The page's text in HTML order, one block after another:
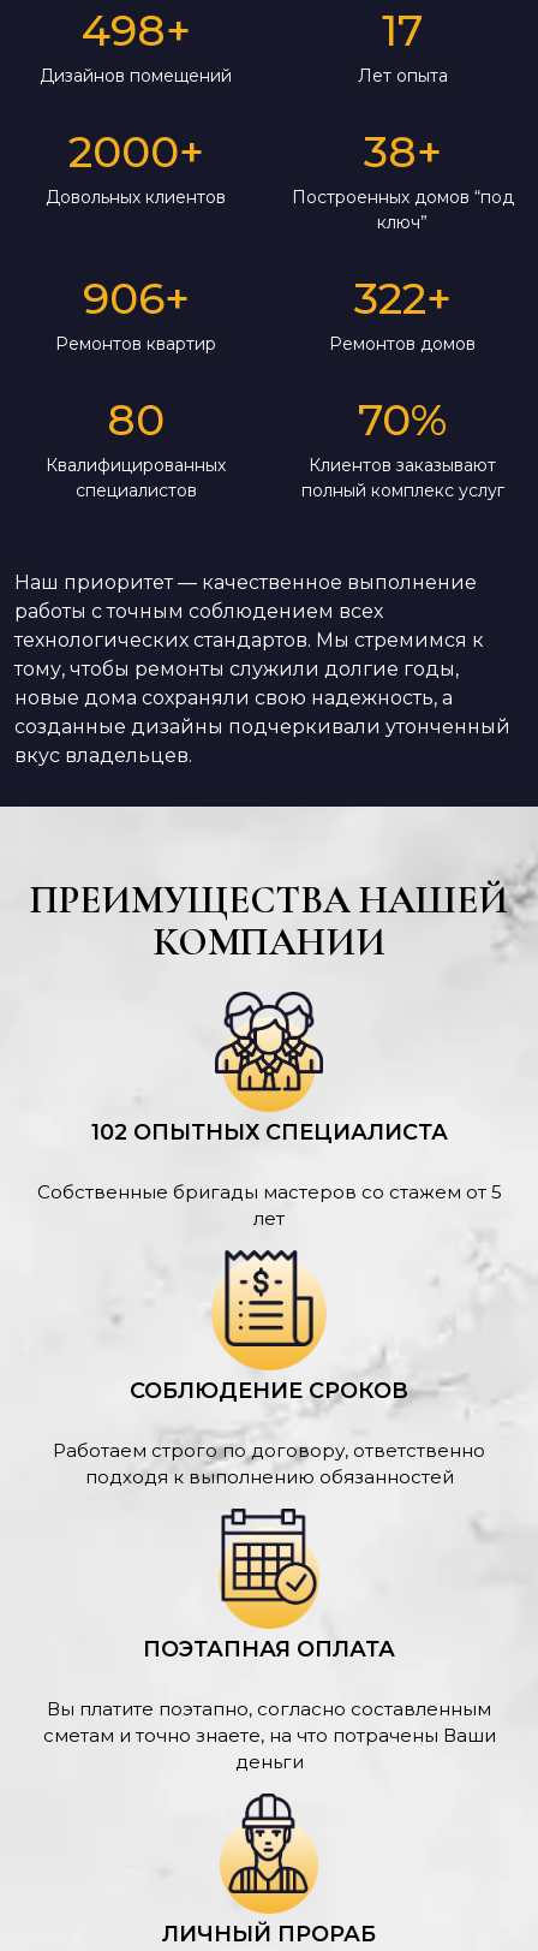
498+
Дизайнов помещений
17
Лет опыта
2000+
Довольных клиентов
38+
Построенных домов “под
ключ”
906+
Ремонтов квартир
322+
Ремонтов домов
80
Квалифицированных
специалистов
70%
Клиентов заказывают
полный комплекс услуг
Наш приоритет — качественное выполнение
работы с точным соблюдением всех
технологических стандартов. Мы стремимся к
тому, чтобы ремонты служили долгие годы,
новые дома сохраняли свою надежность, а
созданные дизайны подчеркивали утонченный
вкус владельцев.
ПРЕИМУЩЕСТВА НАШЕЙ
КОМПАНИИ
102 ОПЫТНЫХ СПЕЦИАЛИСТА
Собственные бригады мастеров со стажем от 5
лет
СОБЛЮДЕНИЕ СРОКОВ
Работаем строго по договору, ответственно
подходя к выполнению обязанностей
ПОЭТАПНАЯ ОПЛАТА
Вы платите поэтапно, согласно составленным
сметам и точно знаете, на что потрачены Ваши
деньги
ЛИЧНЫЙ ПРОРАБ